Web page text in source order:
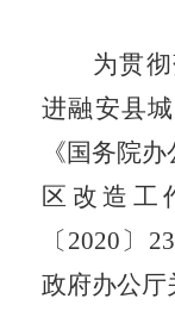
为贯
进融安县
《国务院
区改造工
〔 2020 〕 23
政府办公厅